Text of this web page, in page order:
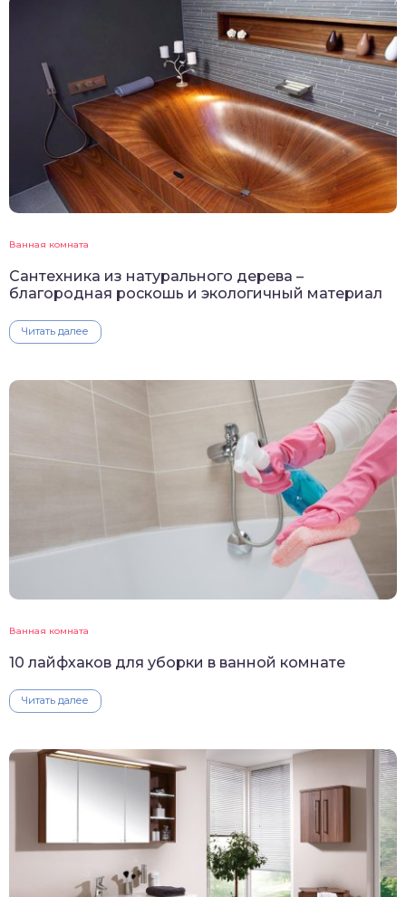
Ванная комната
Сантехника из натурального дерева –
благородная роскошь и экологичный материал
Читать далее
Ванная комната
10 лайфхаков для уборки в ванной комнате
Читать далее